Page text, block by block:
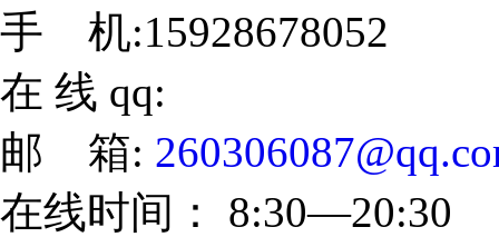
手 机:15928678052
在 线 qq:
邮 箱:
在线时间： 8:30—20:30